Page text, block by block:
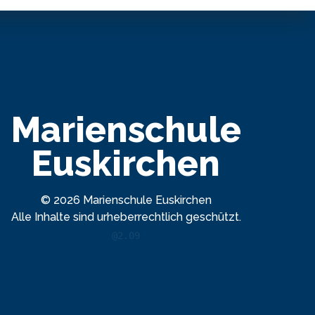
Marienschule
Euskirchen
© 2026 Marienschule Euskirchen
Alle Inhalte sind urheberrechtlich geschützt.